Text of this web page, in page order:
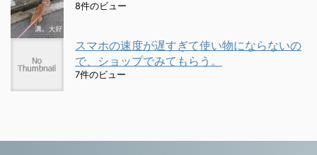
8件のビュー
スマホの速度が遅すぎて使い物にならないの
で、ショップでみてもらう。
7件のビュー